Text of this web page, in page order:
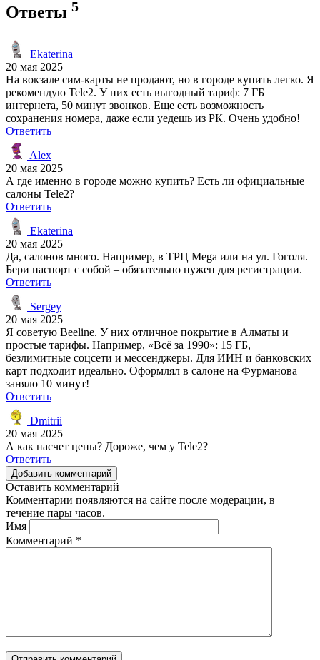
Ответы 5
Ekaterina
20 мая 2025
На вокзале сим-карты не продают, но в городе купить легко. Я
рекомендую Tele2. У них есть выгодный тариф: 7 ГБ
интернета, 50 минут звонков. Еще есть возможность
сохранения номера, даже если уедешь из РК. Очень удобно!
Ответить
Alex
20 мая 2025
А где именно в городе можно купить? Есть ли официальные
салоны Tele2?
Ответить
Ekaterina
20 мая 2025
Да, салонов много. Например, в ТРЦ Mega или на ул. Гоголя.
Бери паспорт с собой – обязательно нужен для регистрации.
Ответить
Sergey
20 мая 2025
Я советую Beeline. У них отличное покрытие в Алматы и
простые тарифы. Например, «Всё за 1990»: 15 ГБ,
безлимитные соцсети и мессенджеры. Для ИИН и банковских
карт подходит идеально. Оформлял в салоне на Фурманова –
заняло 10 минут!
Ответить
Dmitrii
20 мая 2025
А как насчет цены? Дороже, чем у Tele2?
Ответить
Добавить комментарий
Оставить комментарий
Комментарии появляются на сайте после модерации, в
течение пары часов.
Имя
Комментарий *